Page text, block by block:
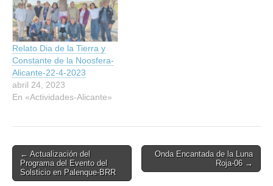
Relato Dia de la Tierra y
Constante de la Noosfera-
Alicante-22-4-2023
abril 24, 2023
En «Actividades-Alicante»
Post
navigation
← Actualización del
Programa del Evento del
Solsticio en Palenque-BRR
Onda Encantada de la Luna
Roja-06 →